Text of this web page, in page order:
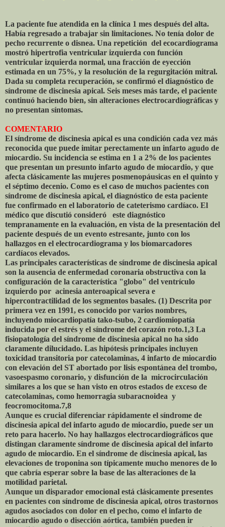
La paciente fue atendida en la clínica 1 mes después del alta.
Había regresado a trabajar sin limitaciones. No tenía dolor de
pecho recurrente o disnea. Una repetición del ecocardiograma
mostró hipertrofia ventricular izquierda con función
ventricular izquierda normal, una fracción de eyección
estimada en un 75%, y la resolución de la regurgitación mitral.
Dada su completa recuperación, se confirmó el diagnóstico de
síndrome de discinesia apical. Seis meses más tarde, el paciente
continuó haciendo bien, sin alteraciones electrocardiográficas y
no presentan síntomas.
COMENTARIO
El síndrome de discinesia apical es una condición cada vez más
reconocida que puede imitar perectamente un infarto agudo de
miocardio. Su incidencia se estima en 1 a 2% de los pacientes
que presentan un presunto infarto agudo de miocardio, y que
afecta clásicamente las mujeres posmenopáusicas en el quinto y
el séptimo decenio. Como es el caso de muchos pacientes con
síndrome de discinesia apical, el diagnóstico de esta paciente
fue confirmado en el laboratorio de cateterismo cardíaco. El
médico que discutió consideró este diagnóstico
tempranamente en la evaluación, en vista de la presentación del
paciente después de un evento estresante, junto con los
hallazgos en el electrocardiograma y los biomarcadores
cardíacos elevados.
Las principales características de síndrome de discinesia apical
son la ausencia de enfermedad coronaria obstructiva con la
configuración de la característica "globo" del ventrículo
izquierdo por acinesia anteroapical severa e
hipercontractilidad de los segmentos basales. (1) Descrita por
primera vez en 1991, es conocido por varios nombres,
incluyendo miocardiopatía tako-tsubo, 2 cardiomiopatía
inducida por el estrés y el síndrome del corazón roto.1,3 La
fisiopatología del síndrome de discinesia apical no ha sido
claramente dilucidado. Las hipótesis principales incluyen
toxicidad transitoria por catecolaminas, 4 infarto de miocardio
con elevación del ST abortado por lisis espontánea del trombo,
vasoespasmo coronario, y disfunción de la microcirculación
similares a los que se han visto en otros estados de exceso de
catecolaminas, como hemorragia subaracnoidea y
feocromocitoma.7,8
Aunque es crucial diferenciar rápidamente el síndrome de
discinesia apical del infarto agudo de miocardio, puede ser un
reto para hacerlo. No hay hallazgos electrocardiográficos que
distingan claramente síndrome de discinesia apical del infarto
agudo de miocardio. En el síndrome de discinesia apical, las
elevaciones de troponina son típicamente mucho menores de lo
que cabría esperar sobre la base de las alteraciones de la
motilidad parietal.
Aunque un disparador emocional está clásicamente presentes
en pacientes con síndrome de discinesia apical, otros trastornos
agudos asociados con dolor en el pecho, como el infarto de
miocardio agudo o disección aórtica, también pueden ir